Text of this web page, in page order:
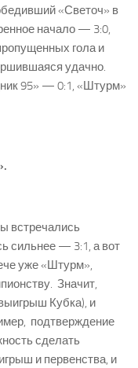
«Светоч» в
начало — 3:0,
гола и
удачно.
95» — 0:1, «Штурм»
встречались
сильнее — 3:1, а вот
уже «Штурм»,
Значит,
Кубка), и
подтверждение
сделать
и первенства, и